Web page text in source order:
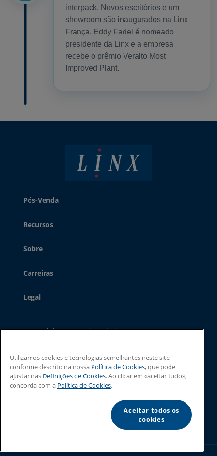
interpack. Novos escritórios e um
showroom são inaugurados na Linx
França. Eddy Fadel é nomeado
presidente da Linx e a empresa
recebe o prêmio Veralto Most
Improved Plant.
Linx Printing Technologies
Pós-Venda
Recursos
Sobre
Carreiras
Legal
Telefone - Central principal:+44 (0) 1480 302 100
© 2026 Linx Printing Technologies. All rights reserved
Linx Printing Technologies Limited, 8 Stocks Bridge Way, St Ives, Cambs,
PE27 5JL, UK
Registered in England and Wales, No. 2066629
Utilizamos cookies e tecnologias semelhantes neste site,
conforme descrito na nossa Política de Cookies, que pode
ajustar nas Definições de Cookies. Ao clicar em «aceitar tudo»,
concorda com a Política de Cookies.
Aceitar todos os
cookies